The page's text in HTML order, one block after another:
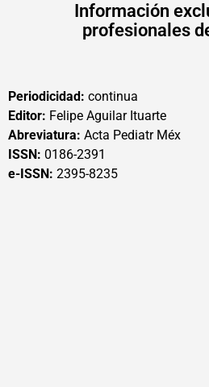
Información
profesionales
Periodicidad: continua
Editor: Felipe Aguilar Ituarte
Abreviatura: Acta Pediatr Méx
ISSN: 0186-2391
e-ISSN: 2395-8235